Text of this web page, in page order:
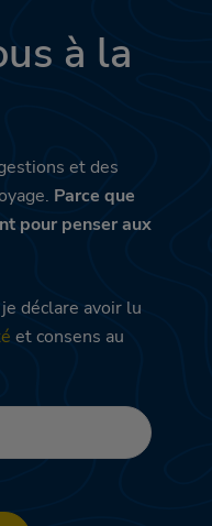
à la
et des
Parce que
pour penser aux
déclare avoir lu
et consens au